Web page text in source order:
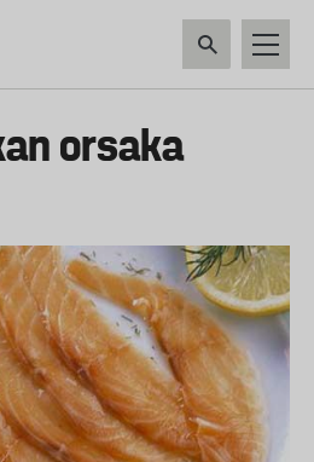
orsaka